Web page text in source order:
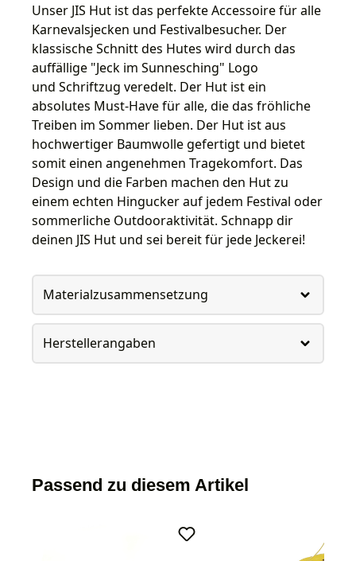
Unser JIS Hut ist das perfekte Accessoire für alle
Karnevalsjecken und Festivalbesucher. Der
klassische Schnitt des Hutes wird durch das
auffällige "Jeck im Sunnesching" Logo
und Schriftzug veredelt. Der Hut ist ein
absolutes Must-Have für alle, die das fröhliche
Treiben im Sommer lieben. Der Hut ist aus
hochwertiger Baumwolle gefertigt und bietet
somit einen angenehmen Tragekomfort. Das
Design und die Farben machen den Hut zu
einem echten Hingucker auf jedem Festival oder
sommerliche Outdooraktivität. Schnapp dir
deinen JIS Hut und sei bereit für jede Jeckerei!
Materialzusammensetzung
Herstellerangaben
Passend zu diesem Artikel